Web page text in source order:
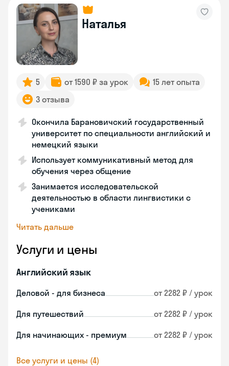
Наталья
5 от 1590 ₽ за урок
15 лет опыта
3 отзыва
Окончила Барановичский государственный
университет по специальности английский и
немецкий языки
Использует коммуникативный метод для
обучения через общение
Занимается исследовательской
деятельностью в области лингвистики с
учениками
Читать дальше
Услуги и цены
Английский язык
Деловой - для бизнеса от 2282 ₽ / урок
Для путешествий от 2282 ₽ / урок
Для начинающих - премиум от 2282 ₽ / урок
Все услуги и цены (4)